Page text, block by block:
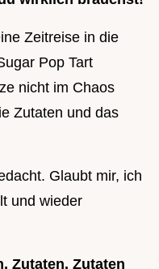
Zeitreise in die
Pop Tart
nicht im Chaos
Zutaten und das
Glaubt mir, ich
und wieder
Zutaten, Zutaten